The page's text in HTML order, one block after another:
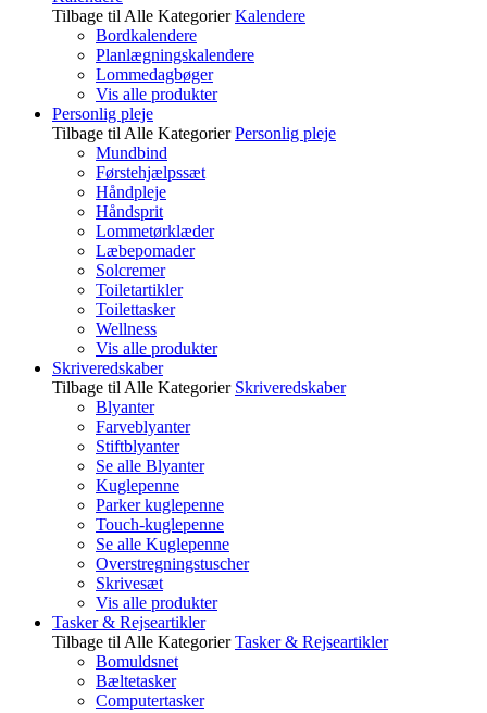
Tilbage til Alle Kategorier Kalendere
Bordkalendere
Planlægningskalendere
Lommedagbøger
Vis alle produkter
Personlig pleje
Tilbage til Alle Kategorier Personlig pleje
Mundbind
Førstehjælpssæt
Håndpleje
Håndsprit
Lommetørklæder
Læbepomader
Solcremer
Toiletartikler
Toilettasker
Wellness
Vis alle produkter
Skriveredskaber
Tilbage til Alle Kategorier Skriveredskaber
Blyanter
Farveblyanter
Stiftblyanter
Se alle Blyanter
Kuglepenne
Parker kuglepenne
Touch-kuglepenne
Se alle Kuglepenne
Overstregningstuscher
Skrivesæt
Vis alle produkter
Tasker & Rejseartikler
Tilbage til Alle Kategorier Tasker & Rejseartikler
Bomuldsnet
Bæltetasker
Computertasker